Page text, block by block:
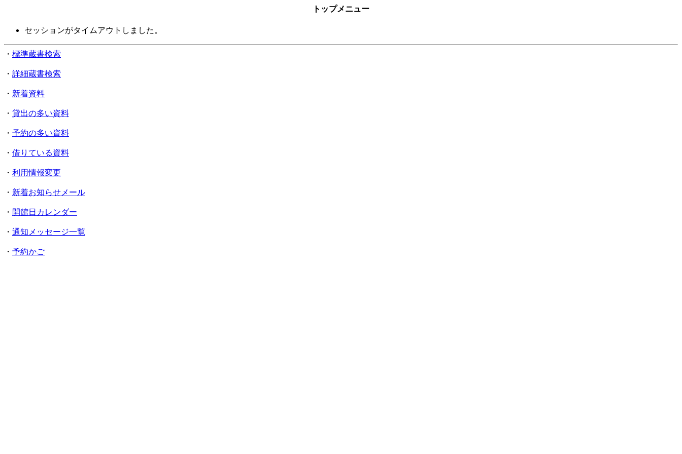
トップメニュー
セッションがタイムアウトしました。
・ 標準蔵書検索
・ 詳細蔵書検索
・ 新着資料
・ 貸出の多い資料
・ 予約の多い資料
・ 借りている資料
・ 利用情報変更
・ 新着お知らせメール
・ 開館日カレンダー
・ 通知メッセージ一覧
・ 予約かご